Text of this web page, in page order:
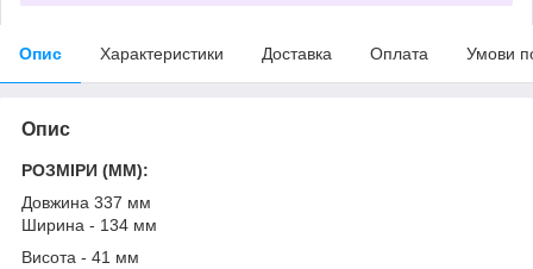
Опис Характеристики Доставка Оплата Умови
Опис
РОЗМІРИ (MM):
Довжина 337 мм
Ширина - 134 мм
Висота - 41 мм